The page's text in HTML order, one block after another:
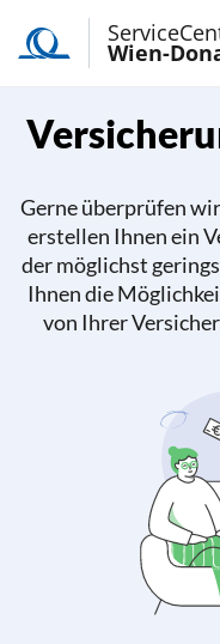
Wien-
Gerne überprüfen
erstellen Ihnen ein
der möglichst
Ihnen die
von Ihrer